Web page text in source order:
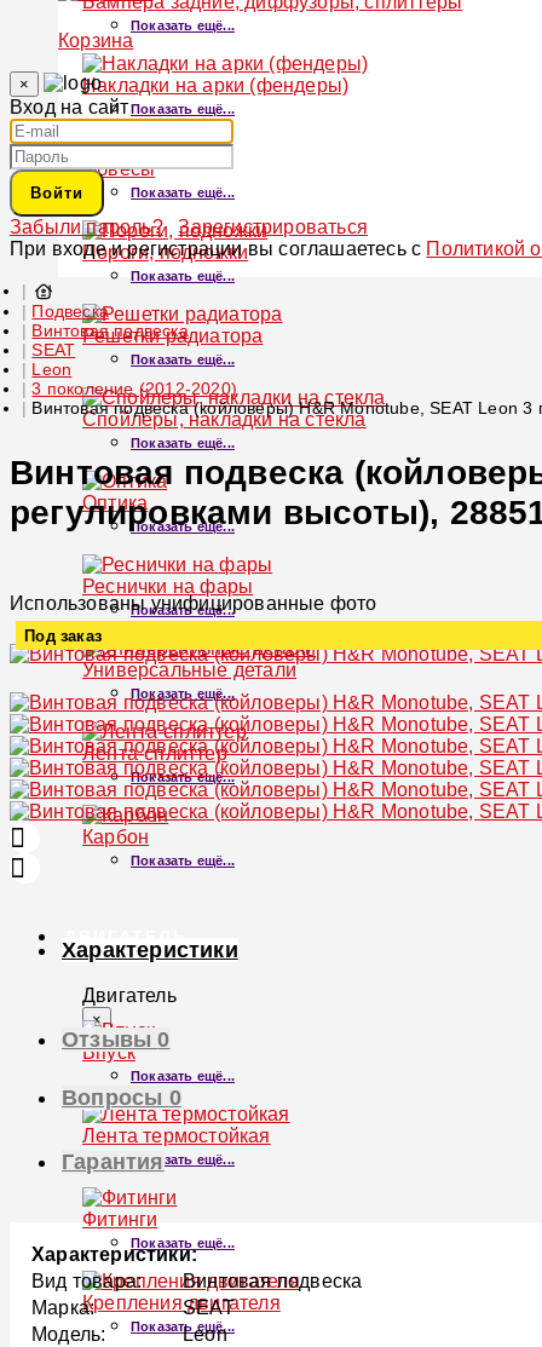
Показать ещё...
Накладки на арки (фендеры)
Показать ещё...
Обвесы
Показать ещё...
Пороги, подножки
Показать ещё...
Решетки радиатора
Показать ещё...
Спойлеры, накладки на стекла
Показать ещё...
Оптика
Показать ещё...
Реснички на фары
Показать ещё...
Универсальные детали
Показать ещё...
Лента-сплиттер
Показать ещё...
Карбон
Показать ещё...
Двигатель
×
Впуск
Показать ещё...
Лента термостойкая
Показать ещё...
Фитинги
Показать ещё...
Крепления двигателя
Показать ещё...
Корзина
×
Вход на сайт
Войти
Забыли пароль?
Зарегистрироваться
При входе и регистрации вы соглашаетесь с Политикой
Подвеска
Винтовая подвеска
SEAT
Leon
3 поколение (2012-2020)
Винтовая подвеска (койловеры) H&R Monotube, SEAT Leon
Винтовая подвеска
регулировками высоты),
Использованы унифицированные фото
Под заказ
Увеличить
Характеристики
Отзывы0
Вопросы 0
Гарантия
Характеристики:
Вид товара:
Винтовая подвеска
Марка:
SEAT
Модель:
Leon